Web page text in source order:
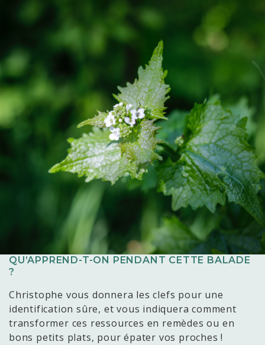
QU’APPREND-T-ON PENDANT CETTE BALADE
?
Christophe vous donnera les clefs pour une
identification sûre, et vous indiquera comment
transformer ces ressources en remèdes ou en
bons petits plats, pour épater vos proches !